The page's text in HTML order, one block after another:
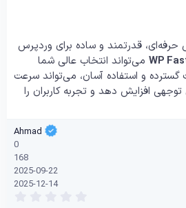
حرفه‌ای، قدرتمند و ساده برای وردپرس
WP می‌تواند انتخاب عالی شما
گسترده و استفاده آسان، می‌تواند سرعت
افزایش دهد و تجربه کاربران را
Ahmad
0
168
2025-09-22
2025-12-14